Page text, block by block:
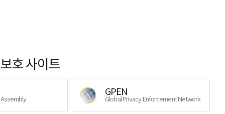
호 사이트
GPEN
Global Privacy Enforcement Network